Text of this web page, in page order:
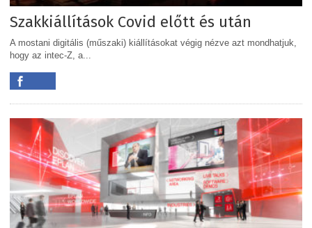
Szakkiállítások Covid előtt és után
A mostani digitális (műszaki) kiállításokat végig nézve azt mondhatjuk,
hogy az intec-Z, a...